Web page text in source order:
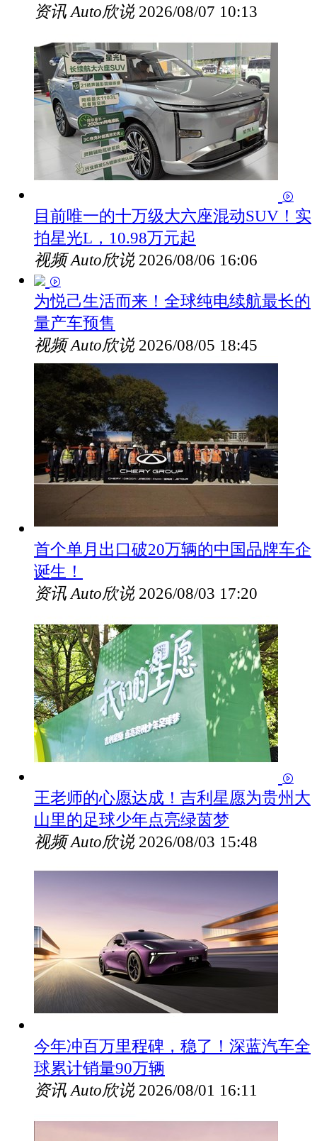
资讯 Auto欣说 2026/08/07 10:13
目前唯一的十万级大六座混动SUV！实
拍星光L，10.98万元起
视频 Auto欣说 2026/08/06 16:06
为悦己生活而来！全球纯电续航最长的
量产车预售
视频 Auto欣说 2026/08/05 18:45
首个单月出口破20万辆的中国品牌车企
诞生！
资讯 Auto欣说 2026/08/03 17:20
王老师的心愿达成！吉利星愿为贵州大
山里的足球少年点亮绿茵梦
视频 Auto欣说 2026/08/03 15:48
今年冲百万里程碑，稳了！深蓝汽车全
球累计销量90万辆
资讯 Auto欣说 2026/08/01 16:11